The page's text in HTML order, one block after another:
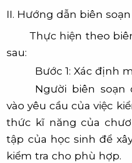
II. Hướng dẫn biên
Thực hiện theo
sau:
Bước 1: Xác định
Người biên
vào yêu cầu của việc
thức kĩ năng của
tập của học sinh để
kiểm tra cho phù hợp.